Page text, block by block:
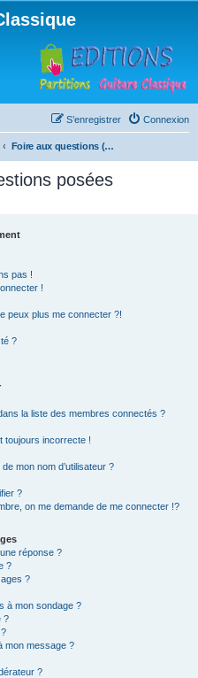
Connexion
S’enregistrer
Foire aux questions (Questions posées fréquemment)
posées
pas !
!
peux plus me connecter ?!
?
la liste des membres connectés ?
toujours incorrecte !
mon nom d’utilisateur ?
?
on me demande de me connecter !?
réponse ?
?
?
à mon sondage ?
?
mon message ?
?